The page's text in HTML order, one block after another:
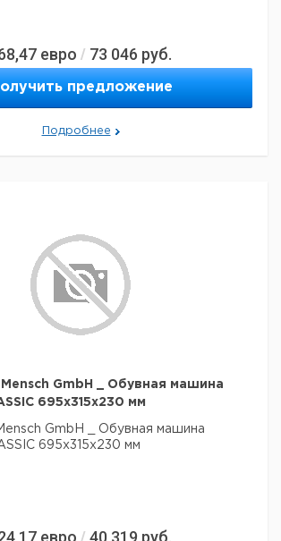
евро / 73 046 руб.
предложение
Подробнее
GmbH _ Обувная машина
695x315x230 мм
GmbH _ Обувная машина
695x315x230 мм
евро / 40 319 руб.